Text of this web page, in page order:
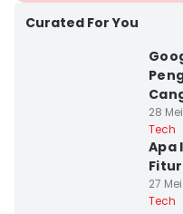
Curated For You
28
Tech
Apa
27
Tech